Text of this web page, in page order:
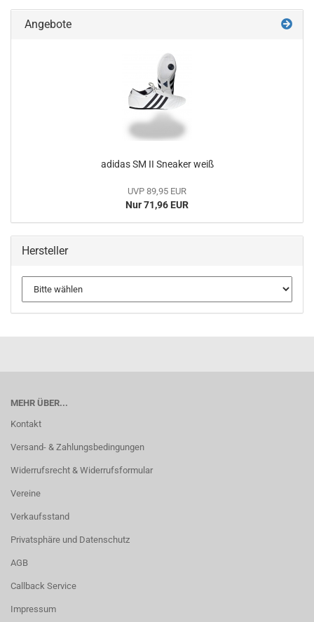
Angebote
adidas SM II Sneaker weiß
UVP 89,95 EUR
Nur 71,96 EUR
Hersteller
MEHR ÜBER...
Kontakt
Versand- & Zahlungsbedingungen
Widerrufsrecht & Widerrufsformular
Vereine
Verkaufsstand
Privatsphäre und Datenschutz
AGB
Callback Service
Impressum